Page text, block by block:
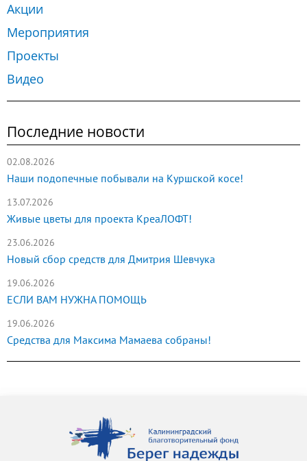
Акции
Мероприятия
Проекты
Видео
Последние новости
02.08.2026
Наши подопечные побывали на Куршской косе!
13.07.2026
Живые цветы для проекта КреаЛОФТ!
23.06.2026
Новый сбор средств для Дмитрия Шевчука
19.06.2026
ЕСЛИ ВАМ НУЖНА ПОМОЩЬ
19.06.2026
Средства для Максима Мамаева собраны!